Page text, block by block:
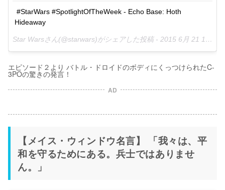
#StarWars #SpotlightOfTheWeek - Echo Base: Hoth
Hideaway
Star Warsさん(@starwars)がシェアした投稿 - 2015 6月 21 12:35午後 PDT
エピソード２より バトル・ドロイドのボディにくっつけられたC-
3POの驚きの発言！
AD
【メイス・ウィンドウ名言】 「我々は、平
和を守るためにある。兵士ではありませ
ん。」